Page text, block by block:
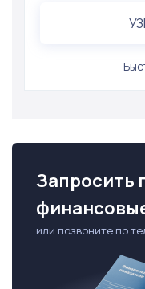
Запросить
или позвоните по